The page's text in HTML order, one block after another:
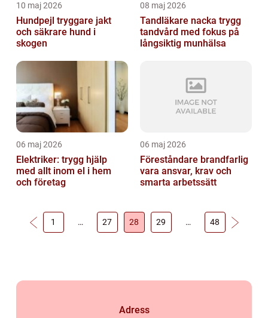
10 maj 2026
Hundpejl tryggare jakt
och säkrare hund i
skogen
08 maj 2026
Tandläkare nacka trygg
tandvård med fokus på
långsiktig munhälsa
06 maj 2026
Elektriker: trygg hjälp
med allt inom el i hem
och företag
06 maj 2026
Föreståndare brandfarlig
vara ansvar, krav och
smarta arbetssätt
1 … 27 28 29 … 48
Adress